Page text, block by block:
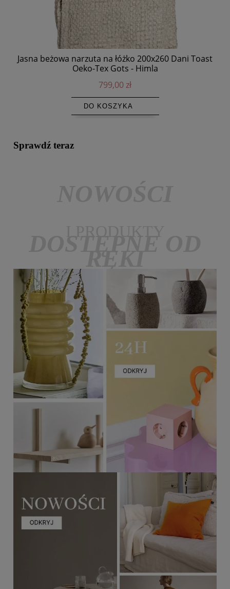
Jasna beżowa narzuta na łóżko 200x260 Dani Toast
Oeko-Tex Gots - Himla
799,00 zł
DO KOSZYKA
Sprawdź teraz